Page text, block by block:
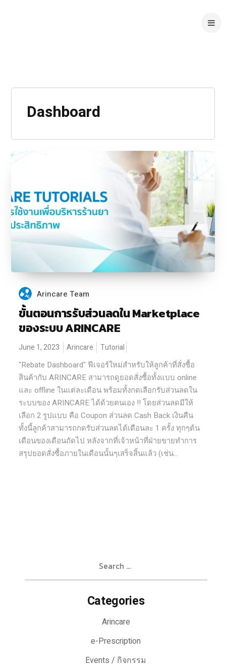
Dashboard
Arincare Team
ขั้นตอนการรับส่วนลดใน Marketplace
ของระบบ ARINCARE
June 1, 2023 Arincare Tutorial
"Rebate Dashboard" ฟีเจอร์ใหม่สำหรับให้ลูกค้าที่สั่งซื้อ
สินค้ากับ ARINCARE สามารถดูยอดสั่งซื้อทั้งแบบ online
และ offline ในแต่ละเดือน พร้อมทั้งกดเลือกรับส่วนลดใน
ระบบของ ARINCARE ได้ด้วยตนเอง !! โดยส่วนลดมีให้
เลือก 2 รูปแบบ คือ Coupon ส่วนลด Cash Back เงินคืน
ทั้งนี้ลูกค้าสามารถกดรับส่วนลดได้เดือนละ 1 ครั้ง ทุกๆต้น
เดือนของเดือนถัดไป หลังจากที่เจ้าหน้าที่ฝ่ายขายทำการ
สรุปยอดสั่งซื้อภายในเดือนนั้นๆเสร็จสิ้นแล้ว (เช่น...
Categories
Arincare
e-Prescription
Events / กิจกรรม